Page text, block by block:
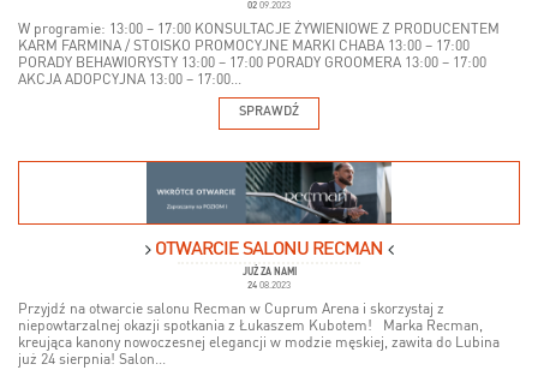
02 09.2023
W programie: 13:00 – 17:00 KONSULTACJE ŻYWIENIOWE Z PRODUCENTEM
KARM FARMINA / STOISKO PROMOCYJNE MARKI CHABA 13:00 – 17:00
PORADY BEHAWIORYSTY 13:00 – 17:00 PORADY GROOMERA 13:00 – 17:00
AKCJA ADOPCYJNA 13:00 – 17:00...
SPRAWDŹ
OTWARCIE SALONU RECMAN
JUŻ ZA NAMI
24 08.2023
Przyjdź na otwarcie salonu Recman w Cuprum Arena i skorzystaj z
niepowtarzalnej okazji spotkania z Łukaszem Kubotem! Marka Recman,
kreująca kanony nowoczesnej elegancji w modzie męskiej, zawita do Lubina
już 24 sierpnia! Salon...